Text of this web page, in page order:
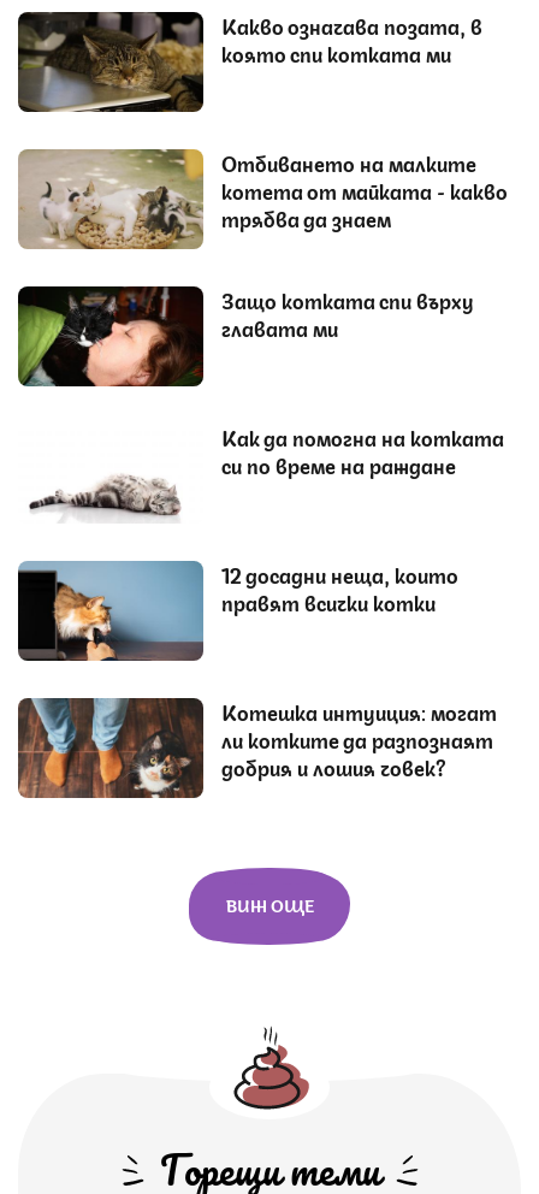
Какво означава позата, в
която спи котката ми
Отбиването на малките
котета от майката - какво
трябва да знаем
Защо котката спи върху
главата ми
Как да помогна на котката
си по време на раждане
12 досадни неща, които
правят всички котки
Котешка интуиция: могат
ли котките да разпознаят
добрия и лошия човек?
ВИЖ ОЩЕ
Горещи теми